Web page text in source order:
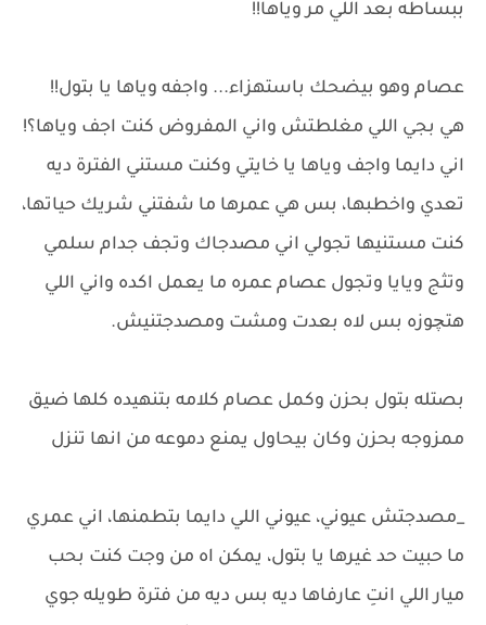
ببساطه بعد اللي مر وياها!!
عصام وهو بيضحك باستهزاء... واجفه وياها يا بتول!!
هي بجي اللي مغلطتش واني المفروض كنت اجف وياها؟!
اني دايما واجف وياها يا خايتي وكنت مستني الفترة ديه
تعدي واخطبها، بس هي عمرها ما شفتني شريك حياتها،
كنت مستنيها تجولي اني مصدجاك وتجف جدام سلمي
وتثج ويايا وتجول عصام عمره ما يعمل اكده واني اللي
هتچوزه بس لاه بعدت ومشت ومصدجتنيش.
بصتله بتول بحزن وكمل عصام كلامه بتنهيده كلها ضيق
ممزوجه بحزن وكان بيحاول يمنع دموعه من انها تنزل
_مصدجتش عيوني، عيوني اللي دايما بتطمنها، اني عمري
ما حبيت حد غيرها يا بتول، يمكن اه من وجت كنت بحب
ميار اللي انتِ عارفاها ديه بس ديه من فترة طويله جوي